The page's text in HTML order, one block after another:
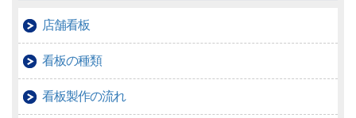
店舗看板
看板の種類
看板製作の流れ